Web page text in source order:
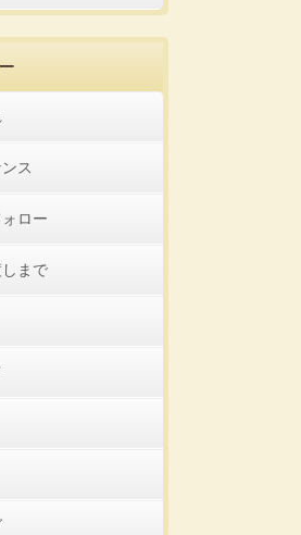
ス
ロー
まで